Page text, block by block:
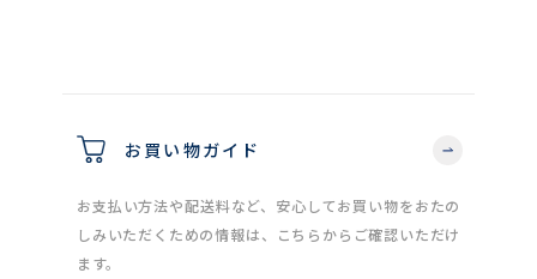
お買い物ガイド
お支払い方法や配送料など、安心してお買い物をおたの
しみいただくための情報は、こちらからご確認いただけ
ます。